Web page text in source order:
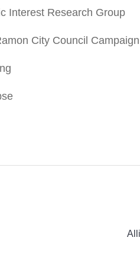
Interest Research Group
City Council Campaign